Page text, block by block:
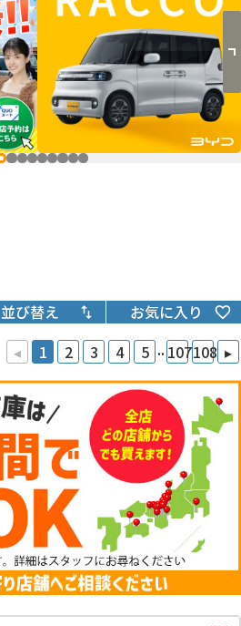
並び替え お気に入り
◂ 1 2 3 4 5 .. 107108 ▸